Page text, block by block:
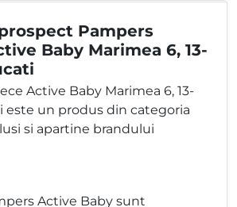
Pampers
Baby Marimea 6, 13-
Active Baby Marimea 6, 13-
este un produs din categoria
si apartine brandului
Active Baby sunt